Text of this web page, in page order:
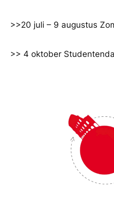
naar
>>20 juli – 9 augustus
>> 4 oktober